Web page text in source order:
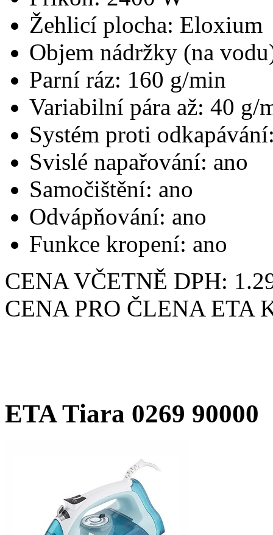
Žehlicí plocha: Eloxium
Objem nádržky (na
Parní ráz: 160 g/min
Variabilní pára až: 40 g/
Systém proti
Svislé napařování: ano
Samočištění: ano
Odvápňování: ano
Funkce kropení: ano
CENA VČETNĚ DPH:
CENA PRO ČLENA ETA
ETA Tiara 0269 90000